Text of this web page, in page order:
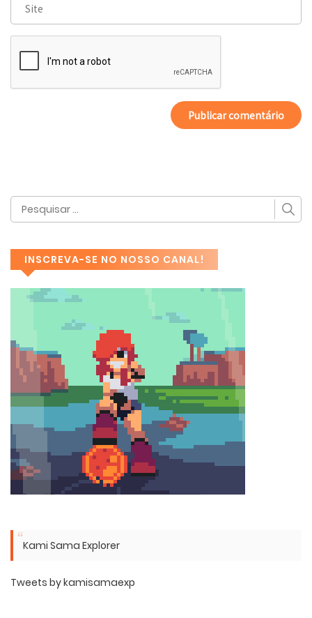
INSCREVA-SE NO NOSSO CANAL!
Kami Sama Explorer
Tweets by kamisamaexp